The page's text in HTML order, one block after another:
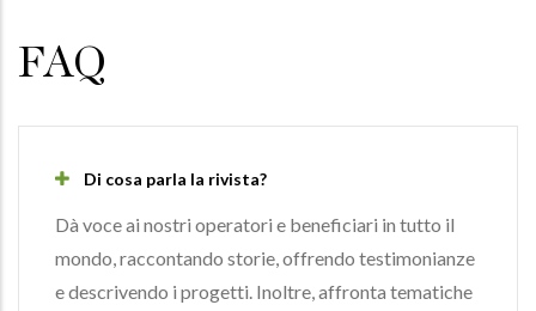
FAQ
Di cosa parla la rivista?
Dà voce ai nostri operatori e beneficiari in tutto il
mondo, raccontando storie, offrendo testimonianze
e descrivendo i progetti. Inoltre, affronta tematiche